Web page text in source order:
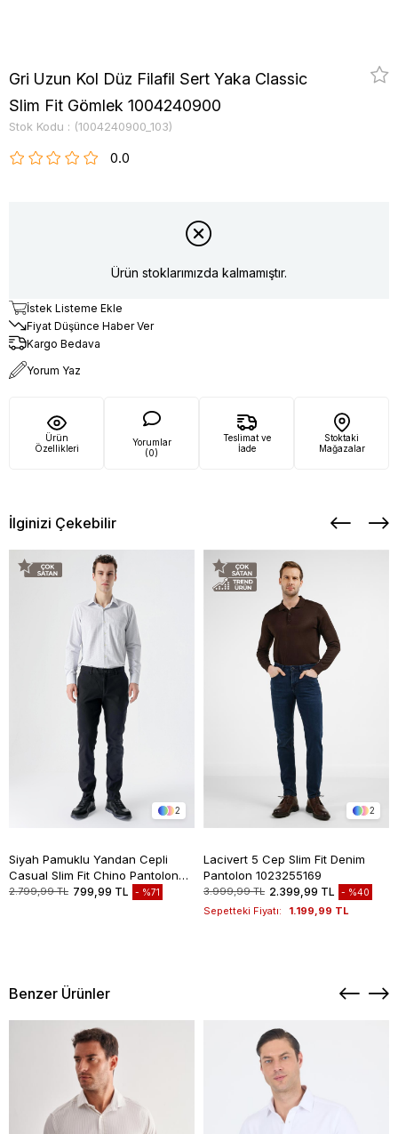
Gri Uzun Kol Düz Filafil Sert Yaka Classic
Slim Fit Gömlek 1004240900
Stok Kodu (1004240900_103)
0.0
Ürün stoklarımızda kalmamıştır.
İstek Listeme Ekle
Fiyat Düşünce Haber Ver
Kargo Bedava
Yorum Yaz
Ürün
Özellikleri
Yorumlar
(0)
Teslimat ve
İade
Stoktaki
Mağazalar
İlginizi Çekebilir
2
Siyah Pamuklu Yandan Cepli
Casual Slim Fit Chino Pantolon
1003235117
2.799,99 TL 799,99 TL %71
2
Lacivert 5 Cep Slim Fit Denim
Pantolon 1023255169
3.999,99 TL 2.399,99 TL %40
Sepetteki Fiyatı: 1.199,99 TL
Benzer Ürünler